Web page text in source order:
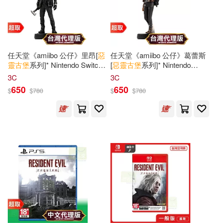
ENTERBRAIN(1)
畢亦樂主編(1) 蔡承澔(1)
（奧）托馬斯·布熱齊納(1)
青文(24)
得利影視(12)
台灣東販(5)
SONY MUSIC(2)
KADOKAWA(1)
PCGamer(1)
(可複選)
可超商取貨(126)
可海外宅配(72)
可港澳店取(45)
任天堂《amiibo 公仔》里昂[惡
靈古堡系列]* Nintendo Switch
* 台灣代理版
3C
$650 $780
任天堂《amiibo 公仔》葛蕾斯
[惡靈古堡系列]* Nintendo
Switch * 台灣代理版
3C
$650 $780